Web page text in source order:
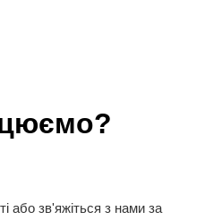
або зв'яжіться з нами за